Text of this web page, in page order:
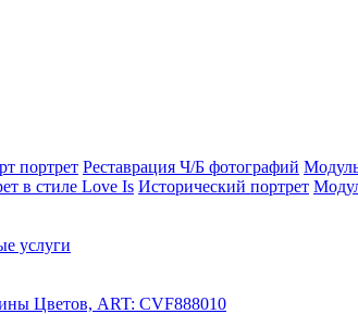
портрет Реставрация Ч/Б фотографий
в стиле Love Is Исторический портрет
услуги
Цветов, ART: CVF888010